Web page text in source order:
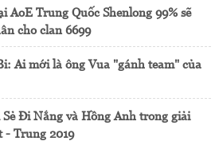
AoE Trung Quốc Shenlong 99% sẽ
cho clan 6699
Ai mới là ông Vua "gánh team" của
Sẻ Đi Nắng và Hồng Anh trong giải
- Trung 2019